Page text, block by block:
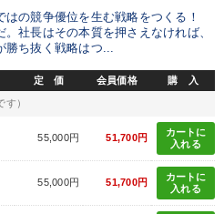
の競争優位を生む戦略をつくる！
社長はその本質を押さえなければ、
勝ち抜く戦略はつ...
定 価 会員価格 購 入
す）
55,000円 51,700円
カートに
入れる
55,000円 51,700円
カートに
入れる